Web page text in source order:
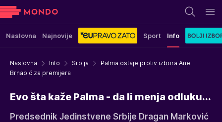
Naslovna Najnovije Sport Info
Naslovna Info Srbija
Palma ostaje protiv izbora Ane
Brnabić za premijera
Evo šta kaže Palma - da li menja odluku...
Predsednik Jedinstvene Srbije Dragan Marković